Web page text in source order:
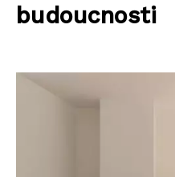
budoucnosti